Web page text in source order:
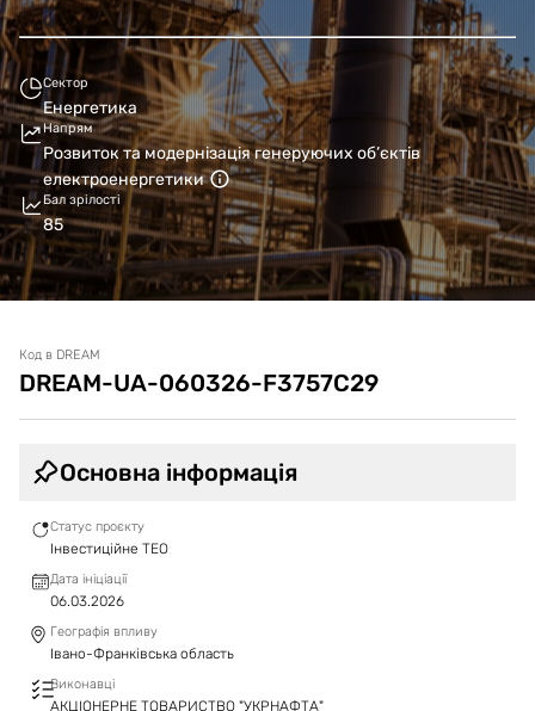
Сектор
Енергетика
Напрям
Розвиток та модернізація генеруючих об’єктів
електроенергетики
Бал зрілості
85
Код в DREAM
DREAM-UA-060326-F3757C29
Основна інформація
Статус проєкту
Інвестиційне ТЕО
Дата ініціації
06.03.2026
Географія впливу
Івано-Франківська область
Виконавці
АКЦІОНЕРНЕ ТОВАРИСТВО "УКРНАФТА"